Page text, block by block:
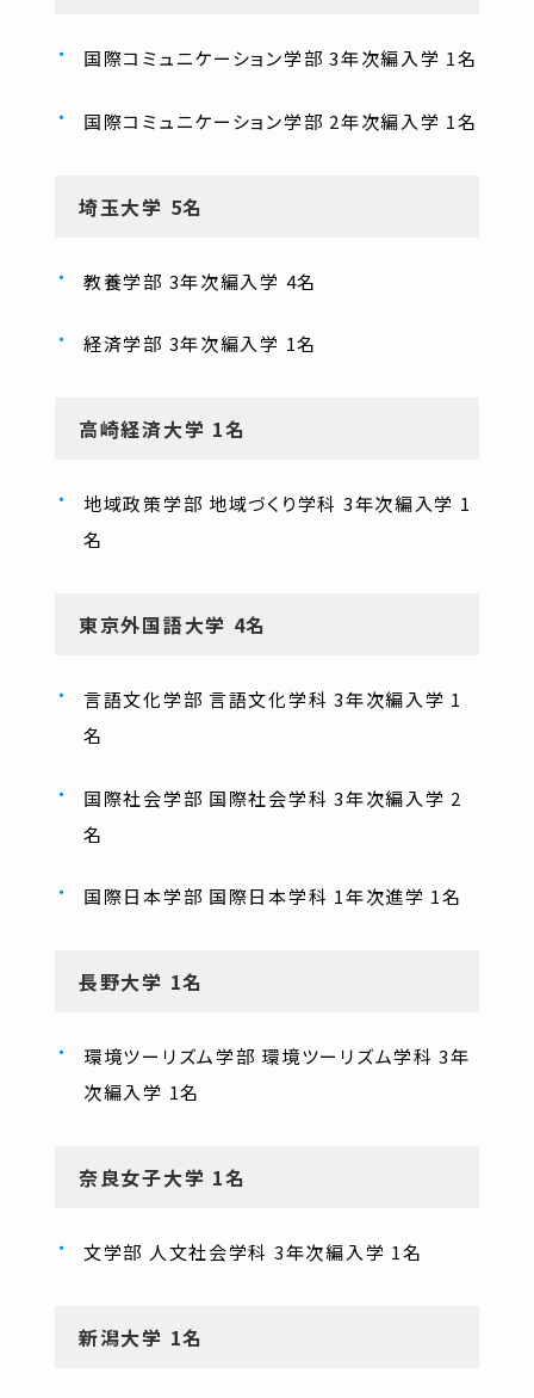
国際コミュニケーション学部 3年次編入学 1名
国際コミュニケーション学部 2年次編入学 1名
埼玉大学 5名
教養学部 3年次編入学 4名
経済学部 3年次編入学 1名
高崎経済大学 1名
地域政策学部 地域づくり学科 3年次編入学 1
名
東京外国語大学 4名
言語文化学部 言語文化学科 3年次編入学 1
名
国際社会学部 国際社会学科 3年次編入学 2
名
国際日本学部 国際日本学科 1年次進学 1名
長野大学 1名
環境ツーリズム学部 環境ツーリズム学科 3年
次編入学 1名
奈良女子大学 1名
文学部 人文社会学科 3年次編入学 1名
新潟大学 1名